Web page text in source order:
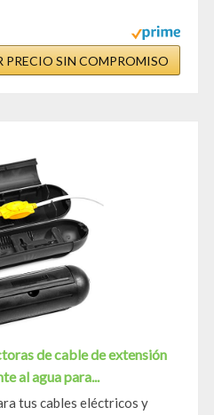
PRECIO SIN COMPROMISO
de cable de extensión
al agua para...
tus cables eléctricos y